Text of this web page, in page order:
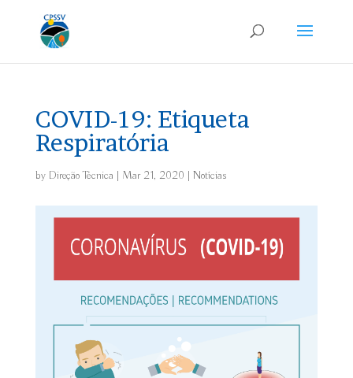
COVID-19: Etiqueta
Respiratória
by Direção Técnica | Mar 21, 2020 | Notícias